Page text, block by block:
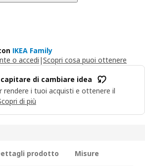
IKEA Family
o accedi |Scopri cosa puoi ottenere
di cambiare idea
rendere i tuoi acquisti e ottenere il
di più
prodotto Misure